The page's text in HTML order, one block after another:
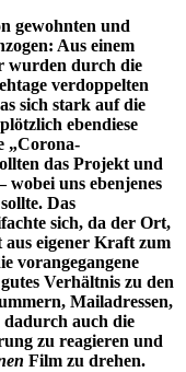
gewohnten und
Aus einem
wurden durch die
verdoppelten
sich stark auf die
ebendiese
„Corona-
das Projekt und
wobei uns ebenjenes
Das
sich, da der Ort,
aus eigener Kraft zum
vorangegangene
Verhältnis zu den
Mailadressen,
auch die
zu reagieren und
Film zu drehen.